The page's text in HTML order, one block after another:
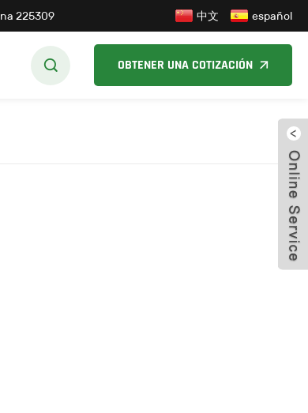
225309 中文 español
OBTENER UNA COTIZACIÓN